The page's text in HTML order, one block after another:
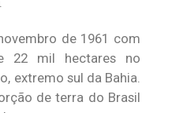
de 1961 com
22 mil hectares no
extremo sul da Bahia.
de terra do Brasil